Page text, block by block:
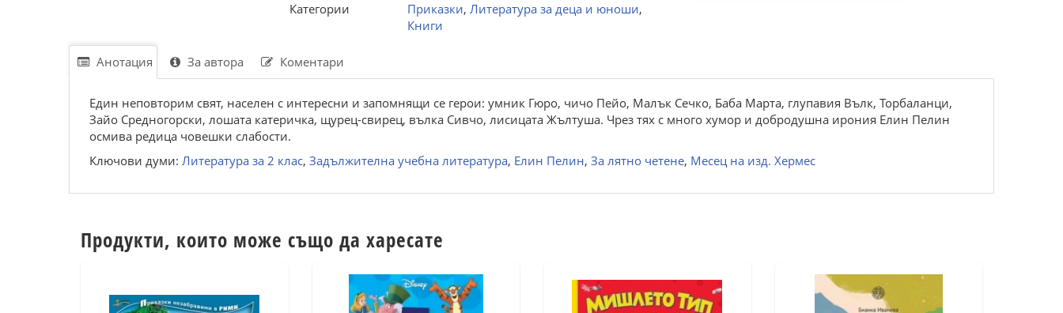
Категории
Приказки, Литература за деца и юноши,
Книги
Анотация За автора Коментари
Един неповторим свят, населен с интересни и запомнящи се герои: умник Гюро, чичо Пейо, Малък Сечко, Баба Марта, глупавия Вълк, Торбаланци,
Зайо Средногорски, лошата катеричка, щурец-свирец, вълка Сивчо, лисицата Жълтуша. Чрез тях с много хумор и добродушна ирония Елин Пелин
осмива редица човешки слабости.
Ключови думи: Литература за 2 клас, Задължителна учебна литература, Елин Пелин, За лятно четене, Месец на изд. Хермес
Продукти, които може също да харесате